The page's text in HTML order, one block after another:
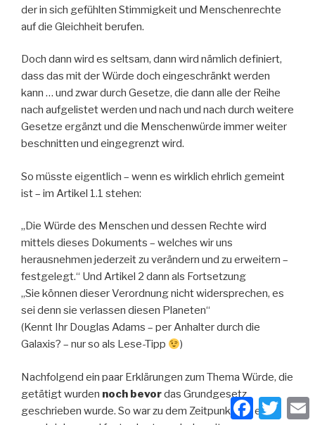
der in sich gefühlten Stimmigkeit und Menschenrechte
auf die Gleichheit berufen.
Doch dann wird es seltsam, dann wird nämlich definiert,
dass das mit der Würde doch eingeschränkt werden
kann … und zwar durch Gesetze, die dann alle der Reihe
nach aufgelistet werden und nach und nach durch weitere
Gesetze ergänzt und die Menschenwürde immer weiter
beschnitten und eingegrenzt wird.
So müsste eigentlich – wenn es wirklich ehrlich gemeint
ist – im Artikel 1.1 stehen:
„Die Würde des Menschen und dessen Rechte wird
mittels dieses Dokuments – welches wir uns
herausnehmen jederzeit zu verändern und zu erweitern –
festgelegt.“ Und Artikel 2 dann als Fortsetzung
„Sie können dieser Verordnung nicht widersprechen, es
sei denn sie verlassen diesen Planeten“
(Kennt Ihr Douglas Adams – per Anhalter durch die
Galaxis? – nur so als Lese-Tipp
)
Nachfolgend ein paar Erklärungen zum Thema Würde, die
getätigt wurden noch bevordas Grundgesetz
geschrieben wurde. So war zu dem Zeitpunkt, als es
FacebookTwitter